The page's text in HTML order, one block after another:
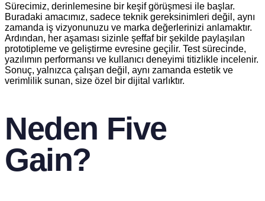
Sürecimiz, derinlemesine bir keşif görüşmesi ile başlar.
Buradaki amacımız, sadece teknik gereksinimleri değil, aynı
zamanda iş vizyonunuzu ve marka değerlerinizi anlamaktır.
Ardından, her aşaması sizinle şeffaf bir şekilde paylaşılan
prototipleme ve geliştirme evresine geçilir. Test sürecinde,
yazılımın performansı ve kullanıcı deneyimi titizlikle incelenir.
Sonuç, yalnızca çalışan değil, aynı zamanda estetik ve
verimlilik sunan, size özel bir dijital varlıktır.
Neden Five
Gain?